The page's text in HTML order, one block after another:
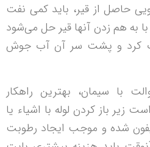
حاصل از قیر، باید کمی نفت
به هم زدن آنها قیر حل می‌شود
کرد و پشت سر آن آب جوش
با سیمان، بهترین راهکار
باز کردن لوله با اشیاء یا
شده و موجب ایجاد رطوبت